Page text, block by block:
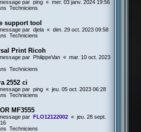
par ping « mer. 03 janv. 2024 19:56
Techniciens
support tool
par djela « dim. 29 oct. 2023 09:58
Techniciens
Print Ricoh
par PhilippeVan « mar. 10 oct. 2023
Techniciens
2552 ci
par ping « jeu. 05 oct. 2023 06:28
Techniciens
MF3555
par FLO12122002 « jeu. 28 sept.
Techniciens